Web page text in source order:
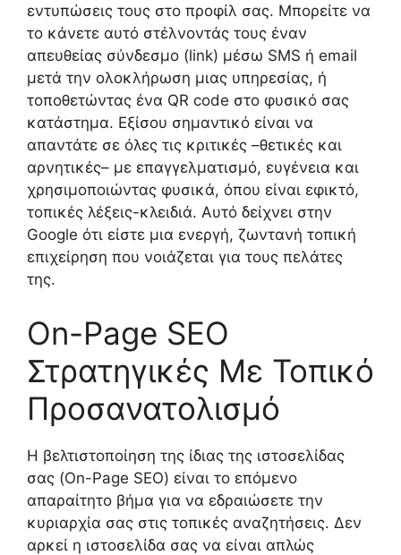
εντυπώσεις τους στο προφίλ σας. Μπορείτε να
το κάνετε αυτό στέλνοντάς τους έναν
απευθείας σύνδεσμο (link) μέσω SMS ή email
μετά την ολοκλήρωση μιας υπηρεσίας, ή
τοποθετώντας ένα QR code στο φυσικό σας
κατάστημα. Εξίσου σημαντικό είναι να
απαντάτε σε όλες τις κριτικές –θετικές και
αρνητικές– με επαγγελματισμό, ευγένεια και
χρησιμοποιώντας φυσικά, όπου είναι εφικτό,
τοπικές λέξεις-κλειδιά. Αυτό δείχνει στην
Google ότι είστε μια ενεργή, ζωντανή τοπική
επιχείρηση που νοιάζεται για τους πελάτες
της.
On-Page SEO
Στρατηγικές Με Τοπικό
Προσανατολισμό
Η βελτιστοποίηση της ίδιας της ιστοσελίδας
σας (On-Page SEO) είναι το επόμενο
απαραίτητο βήμα για να εδραιώσετε την
κυριαρχία σας στις τοπικές αναζητήσεις. Δεν
αρκεί η ιστοσελίδα σας να είναι απλώς